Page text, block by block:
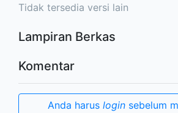
Tidak tersedia versi lain
Lampiran Berkas
Komentar
Anda harus loginsebelum